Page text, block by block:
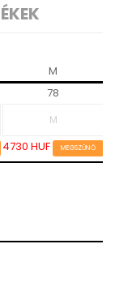
M
78
4730 HUF MEGSZŰNŐ